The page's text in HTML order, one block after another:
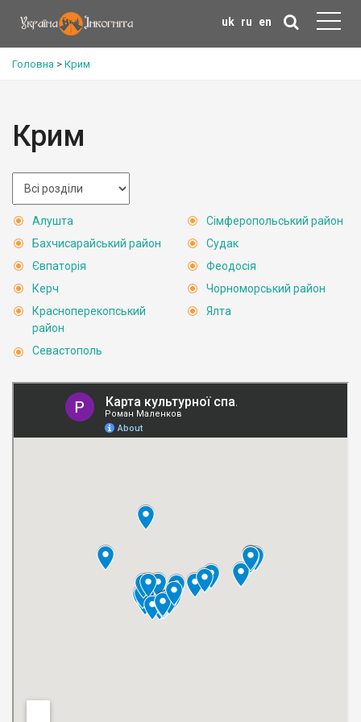
uk ru en
Головна > Крим
Крим
Алушта
Бахчисарайський район
Євпаторія
Керч
Красноперекопський
район
Севастополь
Сімферопольський район
Судак
Феодосія
Чорноморський район
Ялта